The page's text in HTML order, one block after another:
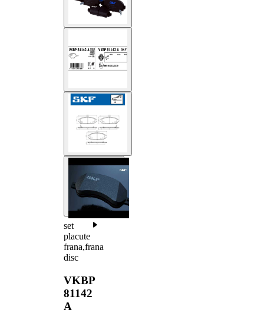
set
placute
frana,frana
disc
VKBP
81142
A